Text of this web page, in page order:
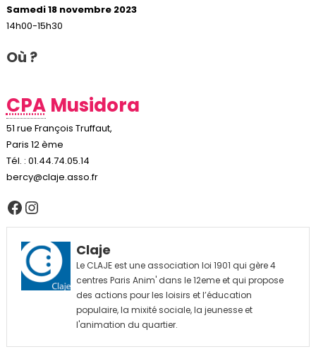
Samedi 18 novembre 2023
14h00-15h30
Où ?
CPAMusidora
51 rue François Truffaut,
Paris 12 ème
Tél. : 01.44.74.05.14
bercy@claje.asso.fr
Facebook
Instagram
Claje
Le CLAJE est une association loi 1901 qui gère 4
centres Paris Anim' dans le 12eme et qui propose
des actions pour les loisirs et l’éducation
populaire, la mixité sociale, la jeunesse et
l'animation du quartier.